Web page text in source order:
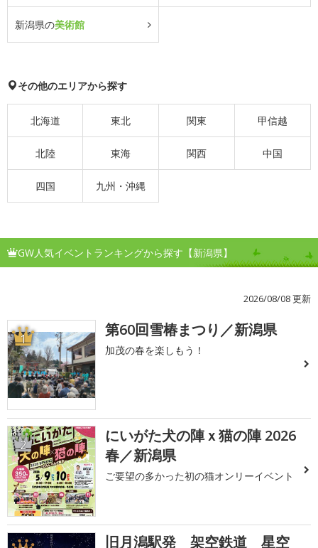
新潟県の美術館
その他のエリアから探す
北海道 東北 関東 甲信越
北陸 東海 関西 中国
四国 九州・沖縄
GW人気イベントランキングから探す【新潟県】
2026/08/08 更新
1 第60回雪椿まつり／新潟県
加茂の春を楽しもう！
2
にいがた犬の陣ｘ猫の陣 2026
春／新潟県
ご要望の多かった初の猫オンリーイベント
旧月潟駅発 架空鉄道 星空